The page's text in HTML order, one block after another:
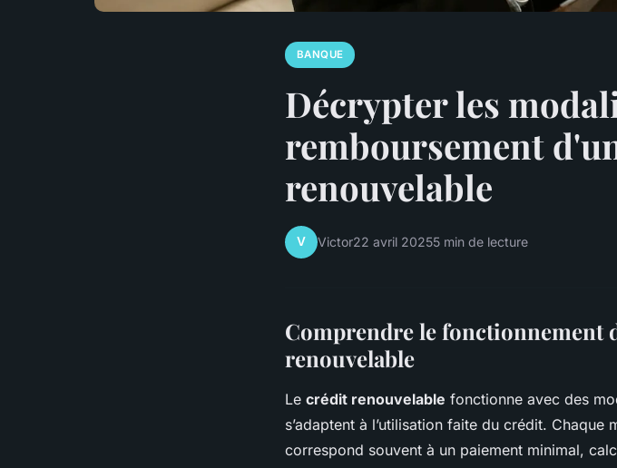
BANQUE
Décrypter les
remboursement
renouvelable
V Victor22 avril 20255 min de lecture
Comprendre le fonctionnement
renouvelable
Le crédit renouvelable fonctionne avec des
s’adaptent à l’utilisation faite du crédit. Chaque
correspond souvent à un paiement minimal,